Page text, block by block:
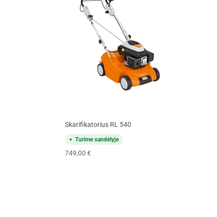
Skarifikatorius RL 540
Turime sandėlyje
749,00€